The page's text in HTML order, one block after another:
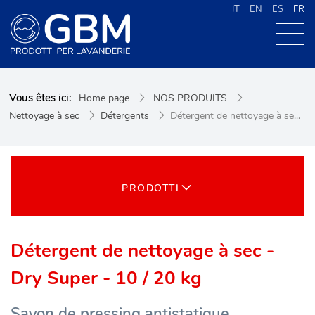
IT EN ES FR
NOS PRODUITS
CONTACTS
Vous êtes ici: Home page
NOS PRODUITS
Nettoyage à sec
Détergents Détergent de nettoyage à se...
PRODOTTI
Détergent de nettoyage à sec -
Dry Super - 10 / 20 kg